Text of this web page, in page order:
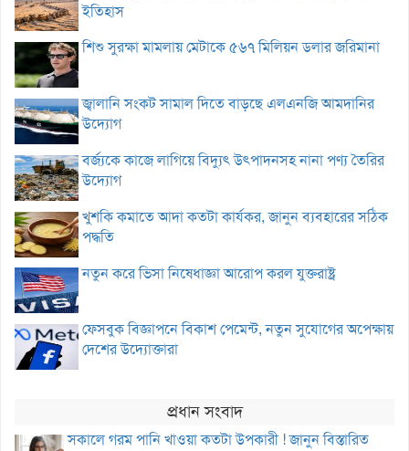
ইতিহাস
শিশু সুরক্ষা মামলায় মেটাকে ৫৬৭ মিলিয়ন ডলার জরিমানা
জ্বালানি সংকট সামাল দিতে বাড়ছে এলএনজি আমদানির
উদ্যোগ
বর্জ্যকে কাজে লাগিয়ে বিদ্যুৎ উৎপাদনসহ নানা পণ্য তৈরির
উদ্যোগ
খুশকি কমাতে আদা কতটা কার্যকর, জানুন ব্যবহারের সঠিক
পদ্ধতি
নতুন করে ভিসা নিষেধাজ্ঞা আরোপ করল যুক্তরাষ্ট্র
ফেসবুক বিজ্ঞাপনে বিকাশ পেমেন্ট, নতুন সুযোগের অপেক্ষায়
দেশের উদ্যোক্তারা
প্রধান সংবাদ
সকালে গরম পানি খাওয়া কতটা উপকারী ! জানুন বিস্তারিত